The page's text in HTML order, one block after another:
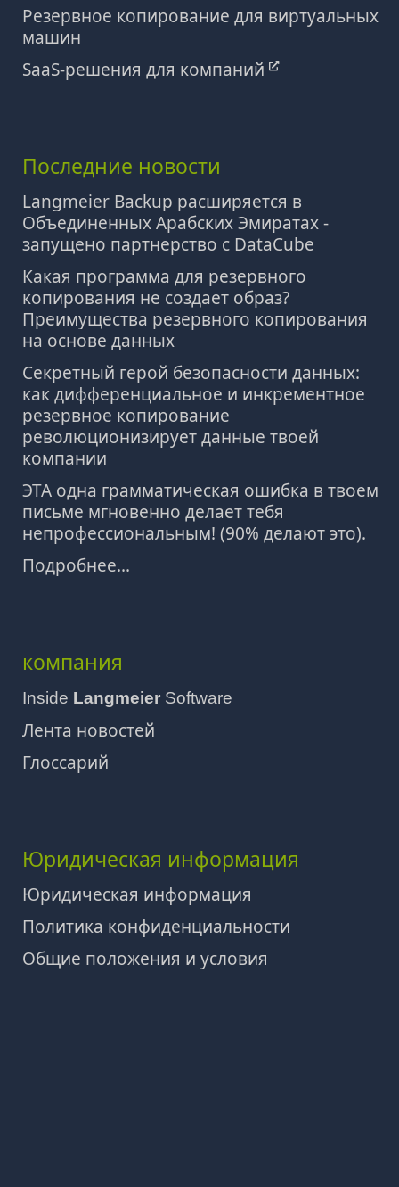
Резервное копирование для виртуальных
машин
SaaS-решения для компаний
Последние новости
Langmeier Backup расширяется в
Объединенных Арабских Эмиратах -
запущено партнерство с DataCube
Какая программа для резервного
копирования не создает образ?
Преимущества резервного копирования
на основе данных
Секретный герой безопасности данных:
как дифференциальное и инкрементное
резервное копирование
революционизирует данные твоей
компании
ЭТА одна грамматическая ошибка в твоем
письме мгновенно делает тебя
непрофессиональным! (90% делают это).
Подробнее...
компания
Inside Langmeier Software
Лента новостей
Глоссарий
Юридическая информация
Юридическая информация
Политика конфиденциальности
Общие положения и условия